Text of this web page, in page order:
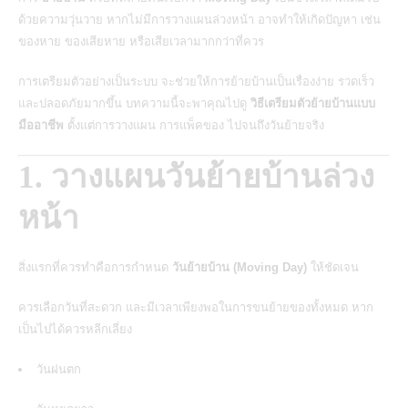
ด้วยความวุ่นวาย หากไม่มีการวางแผนล่วงหน้า อาจทำให้เกิดปัญหา เช่น
ของหาย ของเสียหาย หรือเสียเวลามากกว่าที่ควร
การเตรียมตัวอย่างเป็นระบบ จะช่วยให้การย้ายบ้านเป็นเรื่องง่าย รวดเร็ว
และปลอดภัยมากขึ้น บทความนี้จะพาคุณไปดู วิธีเตรียมตัวย้ายบ้านแบบ
มืออาชีพ ตั้งแต่การวางแผน การแพ็คของ ไปจนถึงวันย้ายจริง
1. วางแผนวันย้ายบ้านล่วง
หน้า
สิ่งแรกที่ควรทำคือการกำหนด วันย้ายบ้าน ( Moving Day) ให้ชัดเจน
ควรเลือกวันที่สะดวก และมีเวลาเพียงพอในการขนย้ายของทั้งหมด หาก
เป็นไปได้ควรหลีกเลี่ยง
วันฝนตก